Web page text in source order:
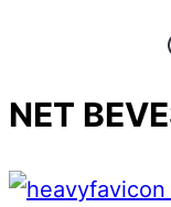
NET